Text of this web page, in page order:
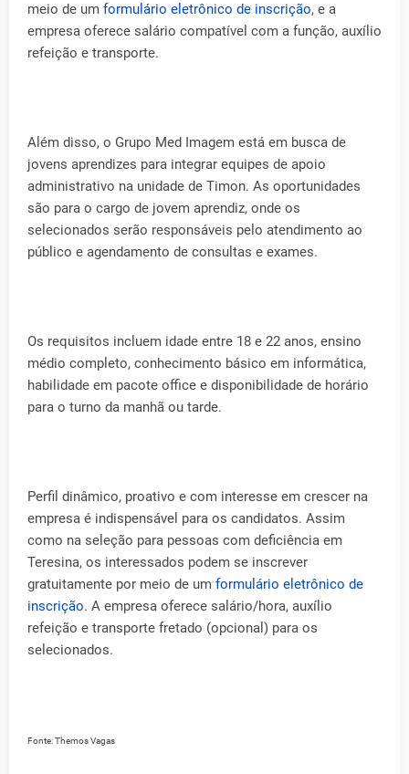
meio de um formulário eletrônico de inscrição, e a
empresa oferece salário compatível com a função, auxílio
refeição e transporte.
Além disso, o Grupo Med Imagem está em busca de
jovens aprendizes para integrar equipes de apoio
administrativo na unidade de Timon. As oportunidades
são para o cargo de jovem aprendiz, onde os
selecionados serão responsáveis pelo atendimento ao
público e agendamento de consultas e exames.
Os requisitos incluem idade entre 18 e 22 anos, ensino
médio completo, conhecimento básico em informática,
habilidade em pacote office e disponibilidade de horário
para o turno da manhã ou tarde.
Perfil dinâmico, proativo e com interesse em crescer na
empresa é indispensável para os candidatos. Assim
como na seleção para pessoas com deficiência em
Teresina, os interessados podem se inscrever
gratuitamente por meio de um formulário eletrônico de
inscrição. A empresa oferece salário/hora, auxílio
refeição e transporte fretado (opcional) para os
selecionados.
Fonte: Themos Vagas